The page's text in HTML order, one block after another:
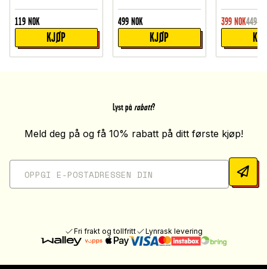
119 NOK
KJØP
499 NOK
KJØP
399 NOK449
Lyst på rabatt?
Meld deg på og få 10% rabatt på ditt første kjøp!
Fri frakt og tollfritt Lynrask levering